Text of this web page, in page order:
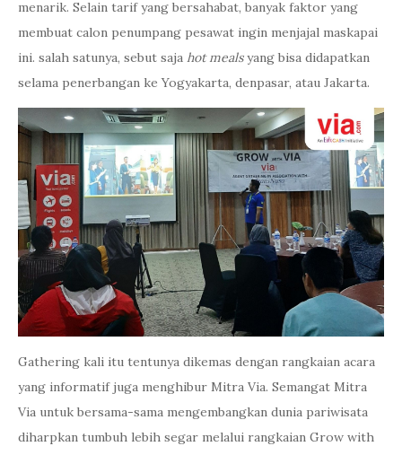
menarik. Selain tarif yang bersahabat, banyak faktor yang
membuat calon penumpang pesawat ingin menjajal maskapai
ini. salah satunya, sebut saja hot mealsyang bisa didapatkan
selama penerbangan ke Yogyakarta, denpasar, atau Jakarta.
Gathering kali itu tentunya dikemas dengan rangkaian acara
yang informatif juga menghibur Mitra Via. Semangat Mitra
Via untuk bersama-sama mengembangkan dunia pariwisata
diharpkan tumbuh lebih segar melalui rangkaian Grow with